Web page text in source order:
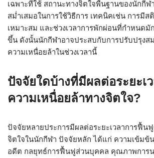
เฉพาะที่ใช้ สถานะทางจิตใจพื้นฐานของนักกีฬ
สม่ำเสมอในการใช้วิธีการ เทคนิคเช่น การมีส
เหมาะสม และช่วงเวลาการพักผ่อนที่กำหนดมั
ขึ้น ดังนั้นนักกีฬาอาจประสบกับการปรับปรุงส
ความเหนื่อยล้าในช่วงเวลานี้
ปัจจัยใดบ้างที่มีผลต่อระยะเ
ความเหนื่อยล้าทางจิตใจ?
ปัจจัยหลายประการมีผลต่อระยะเวลาการฟื้น
จิตใจในนักกีฬา ปัจจัยหลัก ได้แก่ ความเข้มข้
อดีต กลยุทธ์การฟื้นฟูส่วนบุคคล คุณภาพการ